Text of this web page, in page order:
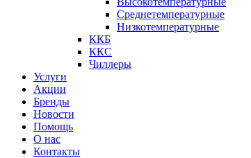
Среднетемпературные
Низкотемпературные
ККБ
ККС
Чиллеры
Услуги
Акции
Бренды
Новости
Помощь
О нас
Контакты